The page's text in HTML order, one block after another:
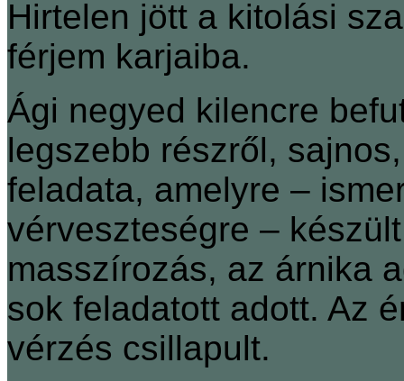
Hirtelen jött a kitolási
férjem karjaiba.
Ági negyed kilencre
legszebb részről,
feladata, amelyre ‒
vérveszteségre ‒
masszírozás, az árnika
sok feladatott adott. Az
vérzés csillapult.